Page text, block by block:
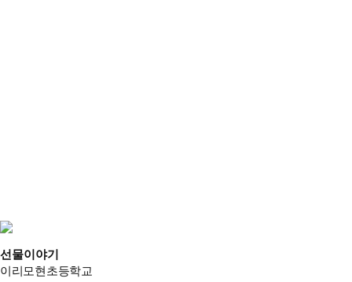
선물이야기
이리모현초등학교